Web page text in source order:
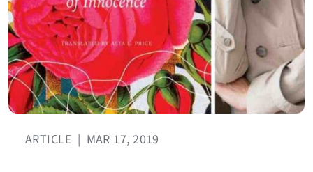
ARTICLE | MAR 17, 2019